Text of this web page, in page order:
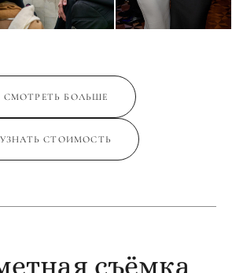
СМОТРЕТЬ БОЛЬШЕ
УЗНАТЬ СТОИМОСТЬ
съёмка